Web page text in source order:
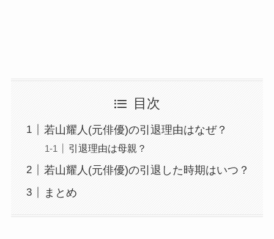
目次
若山耀人(元俳優)の引退理由はなぜ？
引退理由は母親？
若山耀人(元俳優)の引退した時期はいつ？
まとめ